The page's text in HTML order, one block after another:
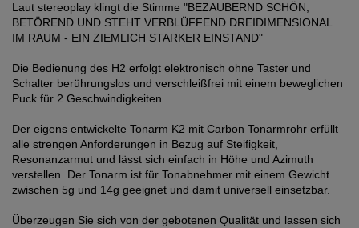
Laut stereoplay klingt die Stimme "BEZAUBERND SCHÖN,
BETÖREND UND STEHT VERBLÜFFEND DREIDIMENSIONAL
IM RAUM - EIN ZIEMLICH STARKER EINSTAND"
Die Bedienung des H2 erfolgt elektronisch ohne Taster und
Schalter berührungslos und verschleißfrei mit einem beweglichen
Puck für 2 Geschwindigkeiten.
Der eigens entwickelte Tonarm K2 mit Carbon Tonarmrohr erfüllt
alle strengen Anforderungen in Bezug auf Steifigkeit,
Resonanzarmut und lässt sich einfach in Höhe und Azimuth
verstellen. Der Tonarm ist für Tonabnehmer mit einem Gewicht
zwischen 5g und 14g geeignet und damit universell einsetzbar.
Überzeugen Sie sich von der gebotenen Qualität und lassen sich